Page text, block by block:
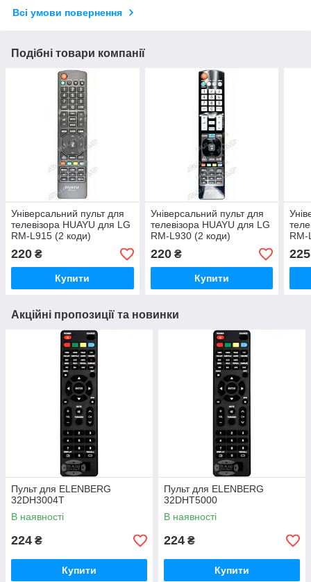
Всі умови повернення
Подібні товари компанії
Універсальний пульт для
телевізора HUAYU для LG
RM-L915 (2 коди)
220 ₴
Купити
Універсальний пульт для
телевізора HUAYU для LG
RM-L930 (2 коди)
220₴
Купити
RM-
225
Акційні пропозиції та новинки
Пульт для ELENBERG
32DH3004T
В наявності
224 ₴
Купити
Пульт для ELENBERG
32DHT5000
В наявності
224 ₴
Купити